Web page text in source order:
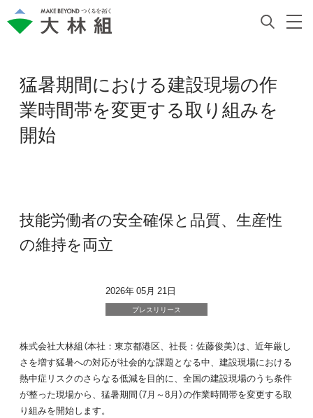
猛暑期間における建設現場の作
業時間帯を変更する取り組みを
開始
技能労働者の安全確保と品質、生産性
の維持を両立
2026年 05月 21日
プレスリリース
株式会社大林組（本社：東京都港区、社長：佐藤俊美）は、近年厳し
さを増す猛暑への対応が社会的な課題となる中、建設現場における
熱中症リスクのさらなる低減を目的に、全国の建設現場のうち条件
が整った現場から、猛暑期間（7月～8月）の作業時間帯を変更する取
り組みを開始します。